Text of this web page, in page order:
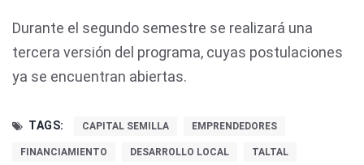
Durante el segundo semestre se realizará una
tercera versión del programa, cuyas postulaciones
ya se encuentran abiertas.
TAGS: CAPITAL SEMILLA EMPRENDEDORES
FINANCIAMIENTO DESARROLLO LOCAL TALTAL